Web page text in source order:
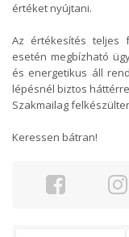
értéket nyújtani.
Az értékesítés teljes
esetén megbízható
és energetikus áll
lépésnél biztos
Szakmailag
Keressen bátran!